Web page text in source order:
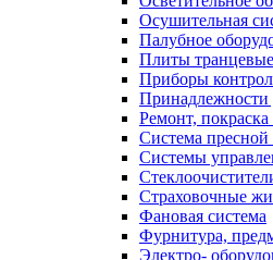
Осушительная
Палубное
Плиты транцевые
Приборы
Принадлежности
Ремонт,
Система
Системы
Страховочные
Фановая система
Фурнитура,
Электро-